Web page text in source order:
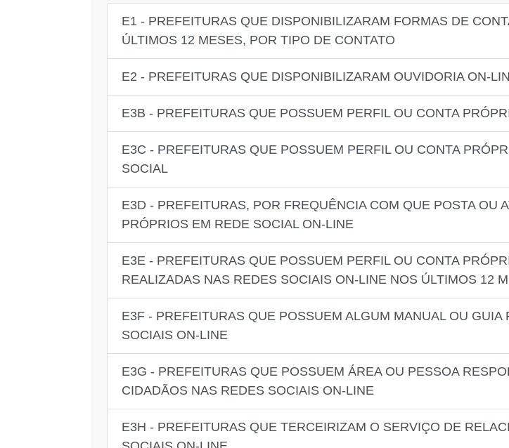
E1 - PREFEITURAS QUE DISPONIBILIZARAM FORMAS DE
ÚLTIMOS 12 MESES, POR TIPO DE CONTATO
E2 - PREFEITURAS QUE DISPONIBILIZARAM OUVIDORIA ON-
E3B - PREFEITURAS QUE POSSUEM PERFIL OU CONTA
E3C - PREFEITURAS QUE POSSUEM PERFIL OU CONTA
SOCIAL
E3D - PREFEITURAS, POR FREQUÊNCIA COM QUE POSTA OU
PRÓPRIOS EM REDE SOCIAL ON-LINE
E3E - PREFEITURAS QUE POSSUEM PERFIL OU CONTA
REALIZADAS NAS REDES SOCIAIS ON-LINE NOS ÚLTIMOS 12
E3F - PREFEITURAS QUE POSSUEM ALGUM MANUAL OU
SOCIAIS ON-LINE
E3G - PREFEITURAS QUE POSSUEM ÁREA OU PESSOA
CIDADÃOS NAS REDES SOCIAIS ON-LINE
E3H - PREFEITURAS QUE TERCEIRIZAM O SERVIÇO DE